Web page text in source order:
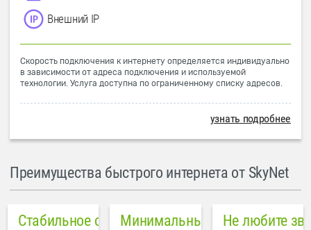
Внешний IP
Скорость подключения к интернету определяется индивидуально
в зависимости от адреса подключения и используемой
технологии. Услуга доступна по ограниченному списку адресов.
узнать подробнее
Преимущества быстрого интернета от SkyNet
Стабильное соединениеМинимальный пинг в городе
Не любите